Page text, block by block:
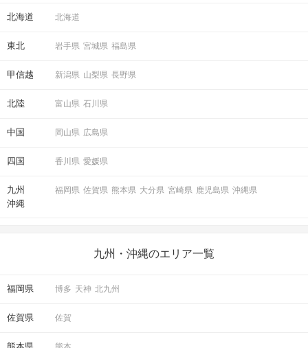
北海道 北海道
東北 岩手県 宮城県 福島県
甲信越 新潟県 山梨県 長野県
北陸 富山県 石川県
中国 岡山県 広島県
四国 香川県 愛媛県
九州
沖縄
福岡県 佐賀県 熊本県 大分県 宮崎県 鹿児島県 沖縄県
九州・沖縄のエリア一覧
福岡県 博多 天神 北九州
佐賀県 佐賀